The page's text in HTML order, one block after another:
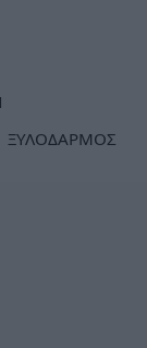
ΞΥΛΟΔΑΡΜΟΣ